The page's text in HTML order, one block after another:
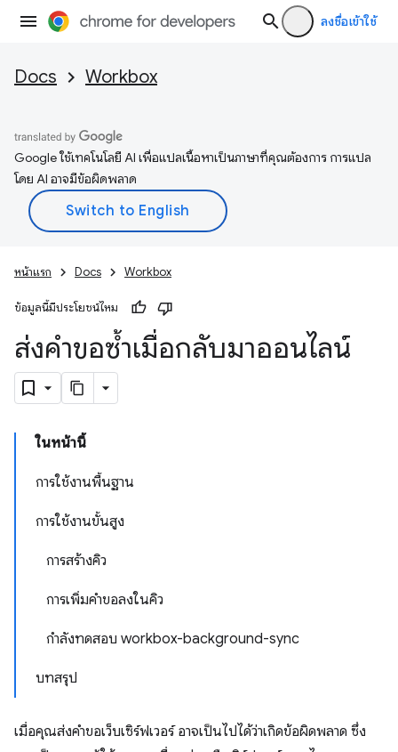
ลงชื่อเข้าใช้
Docs Workbox
Google ใช้เทคโนโลยี AI เพื่อแปลเนื้อหาเป็นภาษาที่คุณต้องการ การแปล
โดย AI อาจมีข้อผิดพลาด
หน้าแรก Docs Workbox
ข้อมูลนี้มีประโยชน์ไหม
ส่งคำขอซ้ำเมื่อกลับมาออนไลน์
ในหน้านี้
การใช้งานพื้นฐาน
การใช้งานขั้นสูง
การสร้างคิว
การเพิ่มคำขอลงในคิว
กำลังทดสอบ workbox-background-sync
บทสรุป
เมื่อคุณส่งคำขอเว็บเซิร์ฟเวอร์ อาจเป็นไปได้ว่าเกิดข้อผิดพลาด ซึ่ง